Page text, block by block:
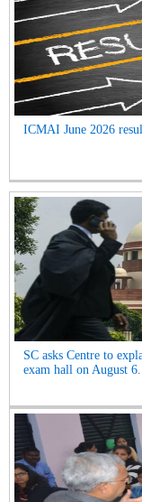
ICMAI June 2026
SC asks Centre to
exam hall on August